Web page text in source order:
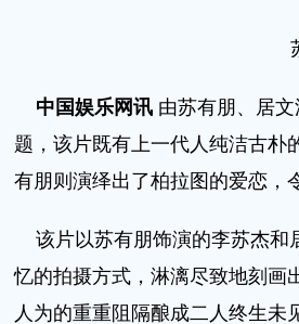
中国娱乐网讯 由苏有朋、居
题，该片既有上一代人纯洁古朴
有朋则演绎出了柏拉图的爱恋，
该片以苏有朋饰演的李苏杰和
忆的拍摄方式，淋漓尽致地刻画
人为的重重阻隔酿成二人终生未